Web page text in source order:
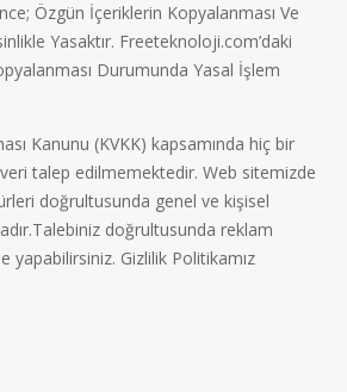
Özgün İçeriklerin Kopyalanması Ve
Yasaktır. Freeteknoloji.com’daki
Durumunda Yasal İşlem
Kanunu (KVKK) kapsamında hiç bir
veri talep edilmemektedir. Web sitemizde
doğrultusunda genel ve kişisel
doğrultusunda reklam
yapabilirsiniz. Gizlilik Politikamız